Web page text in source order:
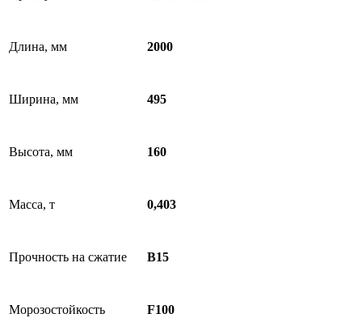
Длина, мм 2000
Ширина, мм 495
Высота, мм 160
Масса, т 0,403
Прочность на сжатие B15
Морозостойкость F100